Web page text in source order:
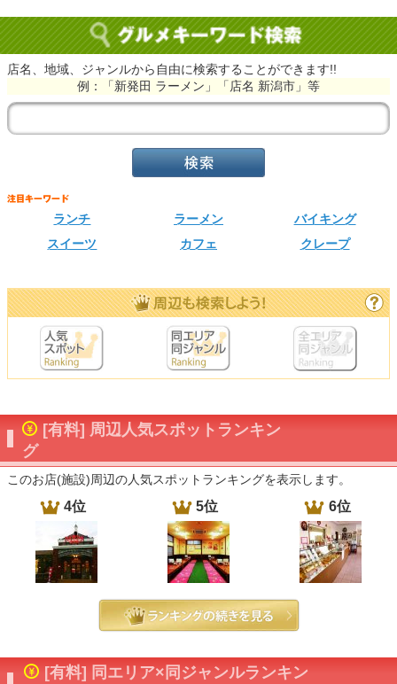
店名、地域、ジャンルから自由に検索することができます!!
例：「新発田 ラーメン」「店名 新潟市」等
ランチ ラーメン
バイキング
スイーツ
カフェ クレープ
[有料] 周辺人気スポットランキン
グ
このお店(施設)周辺の人気スポットランキングを表示します。
4位 5位 6位
[有料] 同エリア×同ジャンルランキン